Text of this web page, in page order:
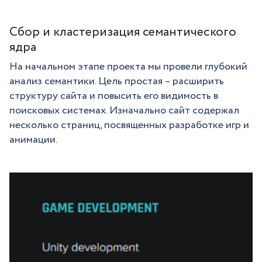
Сбор и кластеризация семантического
ядра
На начальном этапе проекта мы провели глубокий
анализ семантики. Цель простая – расширить
структуру сайта и повысить его видимость в
поисковых системах. Изначально сайт содержал
несколько страниц, посвященных разработке игр и
анимации.